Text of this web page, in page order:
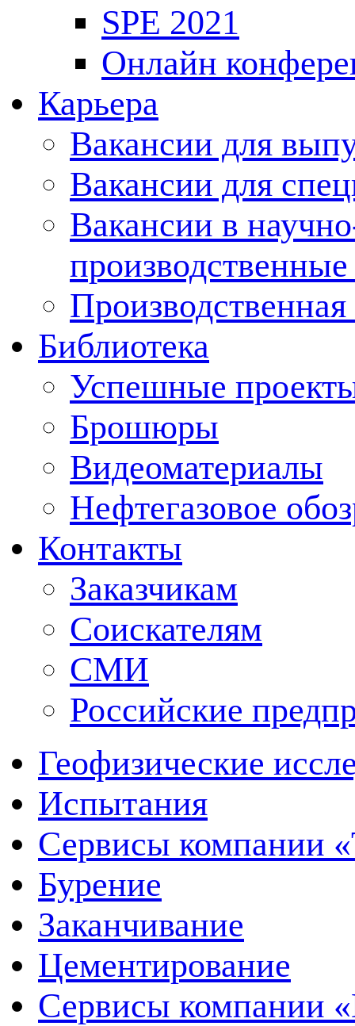
SPE 2021
Онлайн
Карьера
Вакансии для
Вакансии для
Вакансии в
Производственная
Библиотека
Успешные
Брошюры
Видеоматериалы
Нефтегазовое
Контакты
Заказчикам
Соискателям
СМИ
Российские
Геофизические
Испытания
Сервисы компании
Бурение
Заканчивание
Цементирование
Сервисы компании